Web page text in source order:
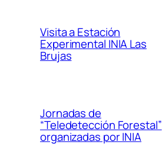
Visita a Estación
Experimental INIA Las
Brujas
Jornadas de
“Teledetección Forestal”
organizadas por INIA